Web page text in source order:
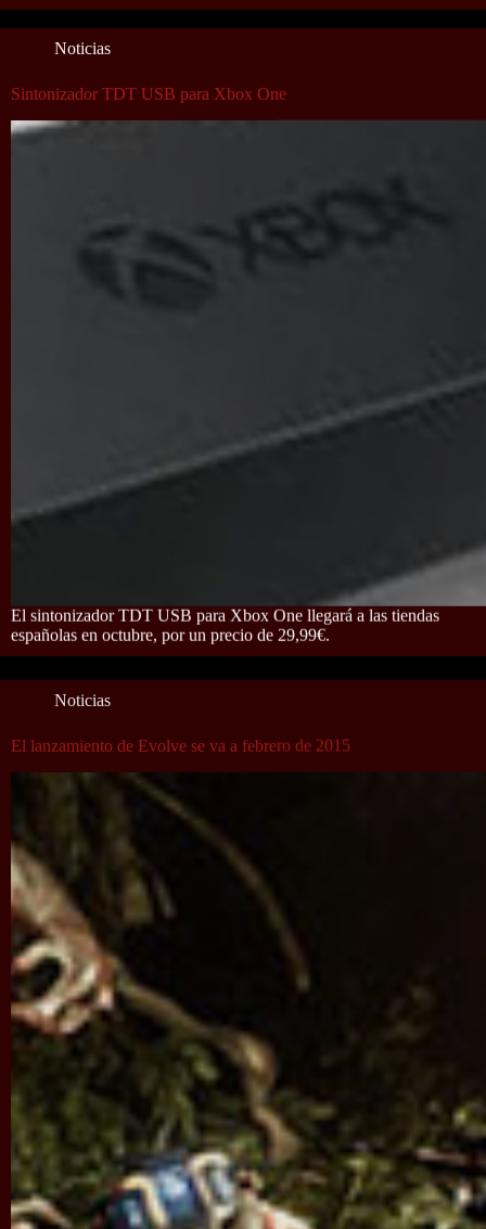
Noticias
Sintonizador TDT USB para Xbox One
El sintonizador TDT USB para Xbox One llegará a las tiendas
españolas en octubre, por un precio de 29,99€.
Noticias
El lanzamiento de Evolve se va a febrero de 2015